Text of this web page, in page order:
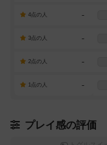
4点の人 -
3点の人 -
2点の人 -
1点の人 -
プレイ感の評価